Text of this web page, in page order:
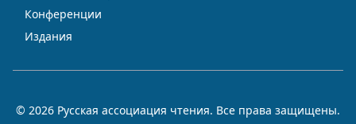
Конференции
Издания
© 2026 Русская ассоциация чтения. Все права защищены.